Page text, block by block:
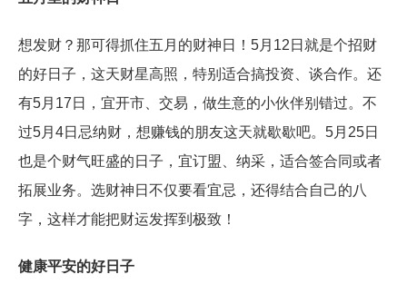
想发财？那可得抓住五月的财神日！5月12日就是个招财
的好日子，这天财星高照，特别适合搞投资、谈合作。还
有5月17日，宜开市、交易，做生意的小伙伴别错过。不
过5月4日忌纳财，想赚钱的朋友这天就歇歇吧。5月25日
也是个财气旺盛的日子，宜订盟、纳采，适合签合同或者
拓展业务。选财神日不仅要看宜忌，还得结合自己的八
字，这样才能把财运发挥到极致！
健康平安的好日子